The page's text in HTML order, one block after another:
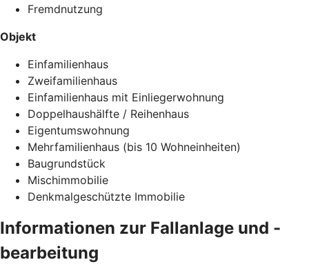
Fremdnutzung
Objekt
Einfamilienhaus
Zweifamilienhaus
Einfamilienhaus mit Einliegerwohnung
Doppelhaushälfte / Reihenhaus
Eigentumswohnung
Mehrfamilienhaus (bis 10 Wohneinheiten)
Baugrundstück
Mischimmobilie
Denkmalgeschützte Immobilie
Informationen zur Fallanlage und -
bearbeitung